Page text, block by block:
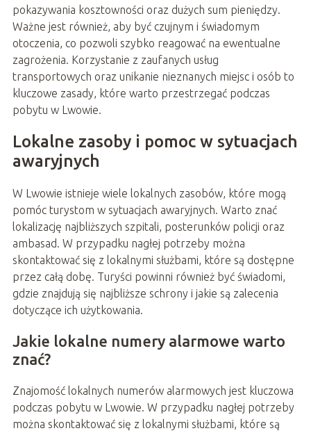
pokazywania kosztowności oraz dużych sum pieniędzy.
Ważne jest również, aby być czujnym i świadomym
otoczenia, co pozwoli szybko reagować na ewentualne
zagrożenia. Korzystanie z zaufanych usług
transportowych oraz unikanie nieznanych miejsc i osób to
kluczowe zasady, które warto przestrzegać podczas
pobytu w Lwowie.
Lokalne zasoby i pomoc w sytuacjach
awaryjnych
W Lwowie istnieje wiele lokalnych zasobów, które mogą
pomóc turystom w sytuacjach awaryjnych. Warto znać
lokalizację najbliższych szpitali, posterunków policji oraz
ambasad. W przypadku nagłej potrzeby można
skontaktować się z lokalnymi służbami, które są dostępne
przez całą dobę. Turyści powinni również być świadomi,
gdzie znajdują się najbliższe schrony i jakie są zalecenia
dotyczące ich użytkowania.
Jakie lokalne numery alarmowe warto
znać?
Znajomość lokalnych numerów alarmowych jest kluczowa
podczas pobytu w Lwowie. W przypadku nagłej potrzeby
można skontaktować się z lokalnymi służbami, które są